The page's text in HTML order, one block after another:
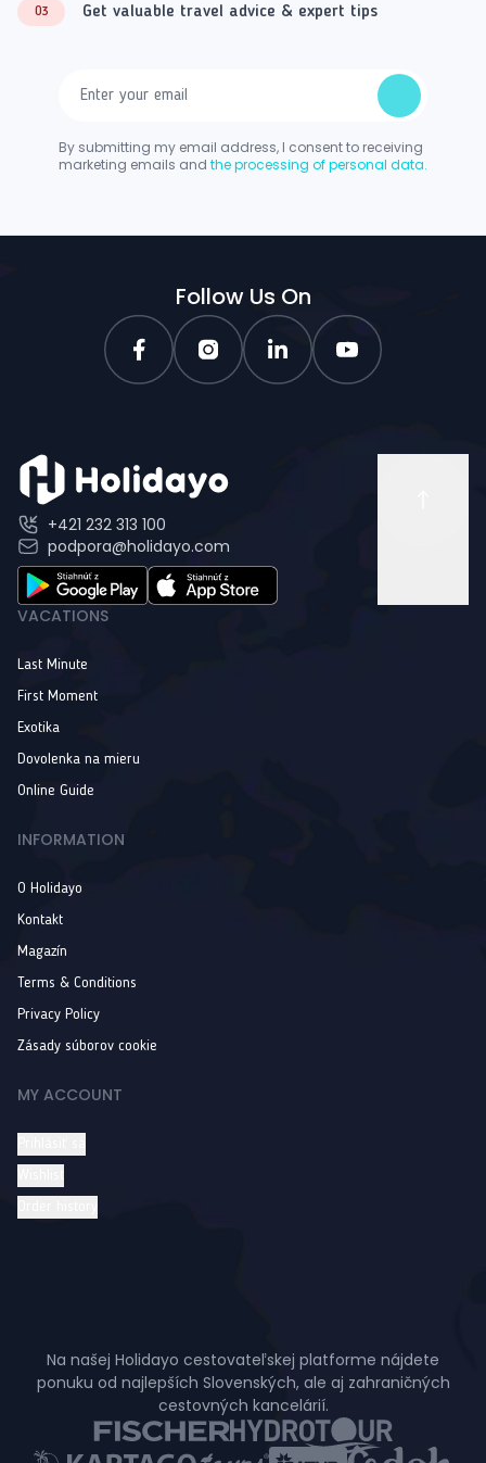
03 Get valuable travel advice & expert tips
By submitting my email address, I consent to receiving
marketing emails and the processing of personal data.
Follow Us On
+421 232 313 100
podpora@holidayo.com
VACATIONS
Last Minute
First Moment
Exotika
Dovolenka na mieru
Online Guide
INFORMATION
O Holidayo
Kontakt
Magazín
Terms & Conditions
Privacy Policy
Zásady súborov cookie
MY ACCOUNT
Na našej Holidayo cestovateľskej platforme nájdete
ponuku od najlepších Slovenských, ale aj zahraničných
cestovných kancelárií.